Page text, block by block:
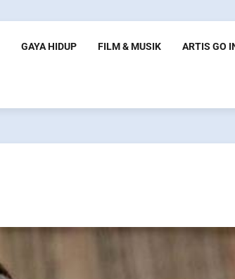
GAYA HIDUP FILM & MUSIK ARTIS GO